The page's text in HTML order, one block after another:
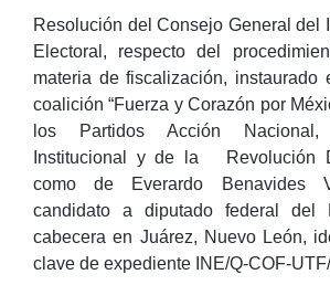
Resolución del Consejo General del
Electoral, respecto del
materia de fiscalización, instaurado
coalición “Fuerza y Corazón por
los Partidos Acción Nacional,
Institucional y de la Revolución
como de Everardo Benavides
candidato a diputado federal del
cabecera en Juárez, Nuevo León,
clave de expediente INE/Q-COF-